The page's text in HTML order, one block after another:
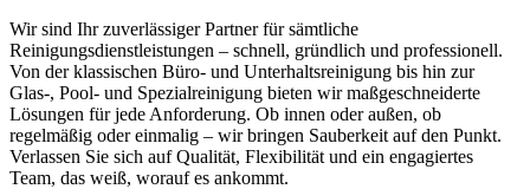
Wir sind Ihr zuverlässiger Partner für sämtliche
Reinigungsdienstleistungen – schnell, gründlich und professionell.
Von der klassischen Büro- und Unterhaltsreinigung bis hin zur
Glas-, Pool- und Spezialreinigung bieten wir maßgeschneiderte
Lösungen für jede Anforderung. Ob innen oder außen, ob
regelmäßig oder einmalig – wir bringen Sauberkeit auf den Punkt.
Verlassen Sie sich auf Qualität, Flexibilität und ein engagiertes
Team, das weiß, worauf es ankommt.